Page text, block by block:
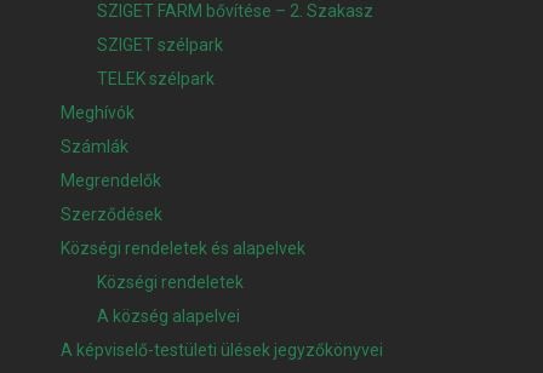
SZIGET FARM bővítése – 2. Szakasz
SZIGET szélpark
TELEK szélpark
Meghívók
Számlák
Megrendelők
Szerződések
Községi rendeletek és alapelvek
Községi rendeletek
A község alapelvei
A képviselő-testületi ülések jegyzőkönyvei